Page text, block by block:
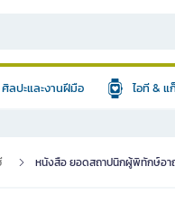
ศิลปะและงานฝีมือ ไอที & แ
หนังสือ ยอดสถาปนิกผู้พิทักษ์อ